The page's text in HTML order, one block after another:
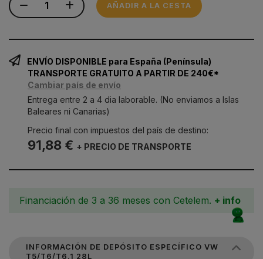
AÑADIR A LA CESTA
ENVÍO DISPONIBLE para España (Península)
TRANSPORTE GRATUITO A PARTIR DE 240€*
Cambiar país de envío
Entrega entre 2 a 4 dia laborable. (No enviamos a Islas
Baleares ni Canarias)
Precio final con impuestos del país de destino:
91,88 € + PRECIO DE TRANSPORTE
Financiación de 3 a 36 meses con Cetelem. + info
INFORMACIÓN DE DEPÓSITO ESPECÍFICO VW
T5/T6/T6.1 28L